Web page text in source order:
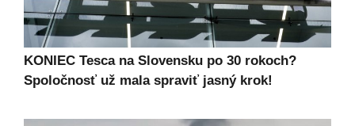
KONIEC Tesca na Slovensku po 30 rokoch?
Spoločnosť už mala spraviť jasný krok!